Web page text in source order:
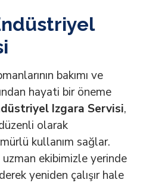
bakımı ve
hayati bir öneme
Izgara Servisi,
düzenli olarak
kullanım sağlar.
uzman ekibimizle yerinde
yeniden çalışır hale